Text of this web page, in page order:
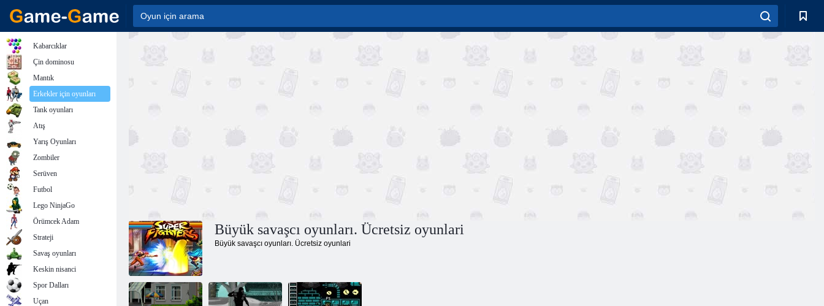
Büyük savaşcı oyunları. Ücretsiz oyunlari
Büyük savaşcı oyunları. Ücretsiz oyunlari
Kabarcıklar
Çin dominosu
Mantık
Erkekler için oyunları
Tank oyunları
Atış
Yarış Oyunları
Zombiler
Serüven
Futbol
Lego NinjaGo
Örümcek Adam
Strateji
Savaş oyunları
Keskin nisanci
Spor Dalları
Uçan